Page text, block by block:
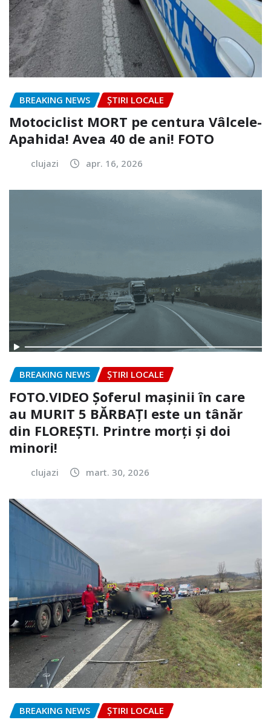
BREAKING NEWS ȘTIRI LOCALE
Motociclist MORT pe centura Vâlcele-
Apahida! Avea 40 de ani! FOTO
clujazi apr. 16, 2026
BREAKING NEWS ȘTIRI LOCALE
FOTO.VIDEO Șoferul mașinii în care
au MURIT 5 BĂRBAȚI este un tânăr
din FLOREȘTI. Printre morți și doi
minori!
clujazi mart. 30, 2026
BREAKING NEWS ȘTIRI LOCALE